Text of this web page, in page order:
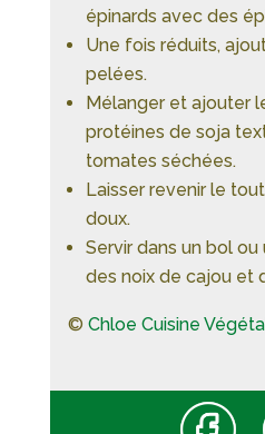
épinards avec des
Une fois réduits,
pelées.
Mélanger et ajouter
protéines de soja
tomates séchées.
Laisser revenir le
doux.
Servir dans un bol
des noix de cajou et
© Chloe Cuisine